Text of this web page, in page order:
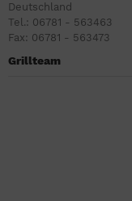
Deutschland
Tel.: 06781 - 563463
Fax: 06781 - 563473
Grillteam